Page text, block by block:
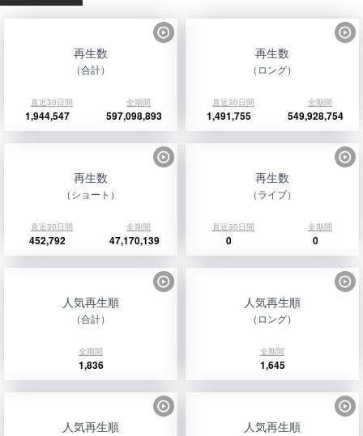
再生数
（合計）
直近30日間 全期間
1,944,547 597,098,893
再生数
（ロング）
直近30日間 全期間
1,491,755 549,928,754
再生数
（ショート）
直近30日間 全期間
452,792 47,170,139
再生数
（ライブ）
直近30日間 全期間
0 0
人気再生順
（合計）
全期間
1,836
人気再生順
（ロング）
全期間
1,645
人気再生順 人気再生順